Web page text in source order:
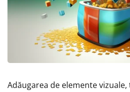
Adăugarea de elemente